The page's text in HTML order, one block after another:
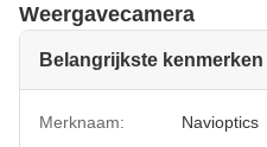
Weergavecamera
Belangrijkste kenmerken
Merknaam:
Navioptics